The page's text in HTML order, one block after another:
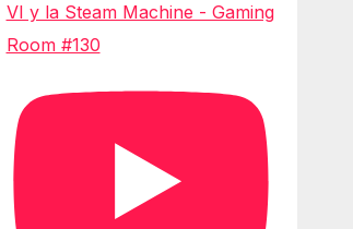
VI y la Steam Machine - Gaming
Room #130